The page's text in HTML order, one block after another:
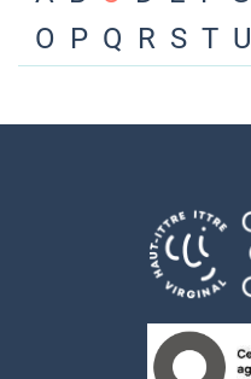
O P Q R S T U